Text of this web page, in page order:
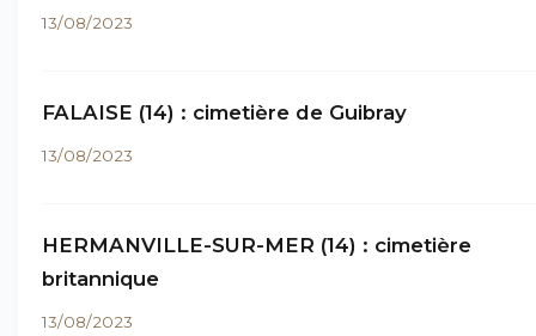
13/08/2023
FALAISE (14) : cimetière de Guibray
13/08/2023
HERMANVILLE-SUR-MER (14) : cimetière
britannique
13/08/2023